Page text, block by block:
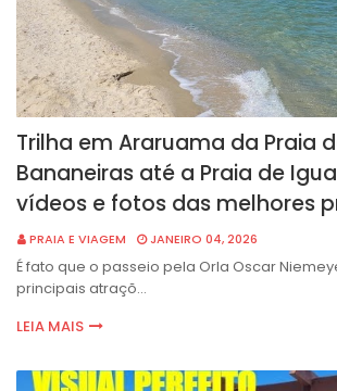
Trilha em Araruama da Praia
Bananeiras até a Praia de
vídeos e fotos das melhores
PRAIA E VIAGEM JANEIRO 04, 2026
É fato que o passeio pela Orla Oscar
principais atraçõ…
LEIA MAIS